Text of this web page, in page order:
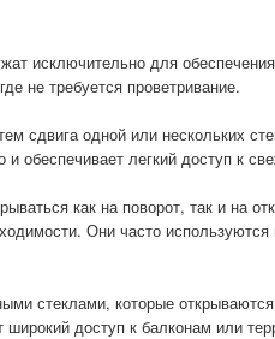
исключительно для
не требуется проветривание.
сдвига одной или нескольких
и обеспечивает легкий доступ к
как на поворот, так и на
Они часто используются
стеклами, которые
широкий доступ к балконам или